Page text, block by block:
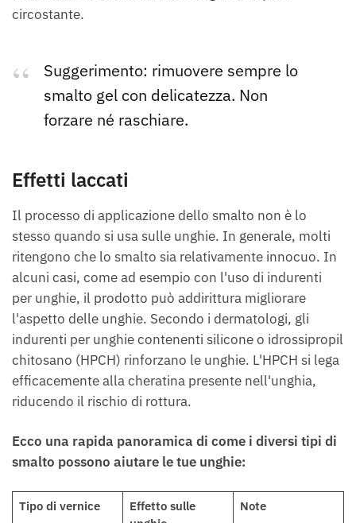
circostante.
Suggerimento: rimuovere sempre lo
smalto gel con delicatezza. Non
forzare né raschiare.
Effetti laccati
Il processo di applicazione dello smalto non è lo
stesso quando si usa sulle unghie. In generale, molti
ritengono che lo smalto sia relativamente innocuo. In
alcuni casi, come ad esempio con l'uso di indurenti
per unghie, il prodotto può addirittura migliorare
l'aspetto delle unghie. Secondo i dermatologi, gli
indurenti per unghie contenenti silicone o idrossipropil
chitosano (HPCH) rinforzano le unghie. L'HPCH si lega
efficacemente alla cheratina presente nell'unghia,
riducendo il rischio di rottura.
Ecco una rapida panoramica di come i diversi tipi di
smalto possono aiutare le tue unghie:
Tipo di vernice
Effetto sulle
Note